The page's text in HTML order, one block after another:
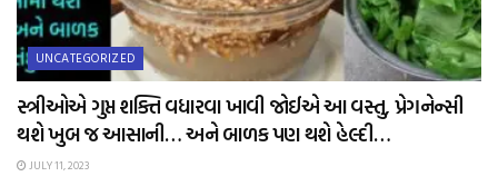
UNCATEGORIZED
સ્ત્રીઓએ ગુપ્ત શક્તિ વધારવા ખાવી જોઈએ આ વસ્તુ, પ્રેગનેન્સી
થશે ખુબ જ આસાની… અને બાળક પણ થશે હેલ્દી…
JULY 11, 2023